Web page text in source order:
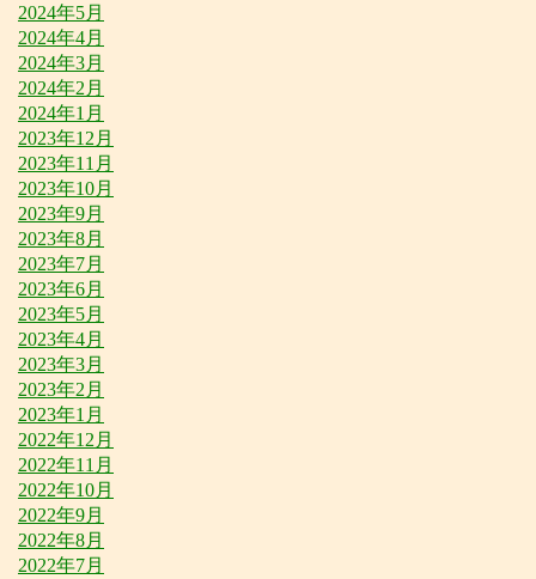
2024年5月
2024年4月
2024年3月
2024年2月
2024年1月
2023年12月
2023年11月
2023年10月
2023年9月
2023年8月
2023年7月
2023年6月
2023年5月
2023年4月
2023年3月
2023年2月
2023年1月
2022年12月
2022年11月
2022年10月
2022年9月
2022年8月
2022年7月